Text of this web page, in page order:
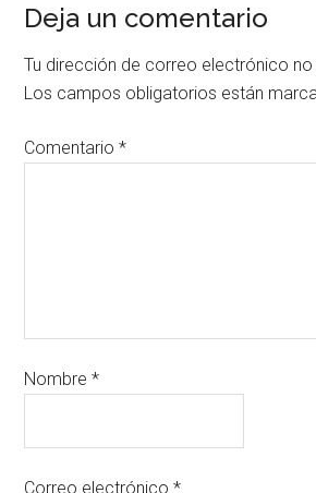
Deja un comentario
Tu dirección de correo electrónico no
Los campos obligatorios están
Comentario*
Nombre*
Correo electrónico*